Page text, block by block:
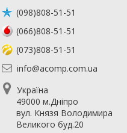
(098)808-51-51
(066)808-51-51
(073)808-51-51
info@acomp.com.ua
Україна
49000 м.Дніпро
вул. Князя Володимира
Великого буд.20